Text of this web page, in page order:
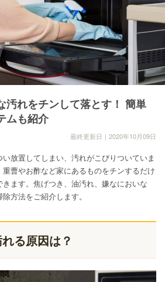
汚れをチンして落とす！ 簡単
ムも紹介
最終更新日｜2020年10月09日
放置してしまい、汚れがこびりついていま
曹やお酢など家にあるものをチンするだけ
ます。焦げつき、油汚れ、嫌なにおいな
方法をご紹介します。
る原因は？